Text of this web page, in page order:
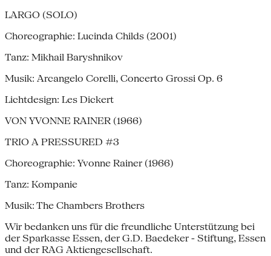
LARGO (SOLO)
Choreographie: Lucinda Childs (2001)
Tanz: Mikhail Baryshnikov
Musik: Arcangelo Corelli, Concerto Grossi Op. 6
Lichtdesign: Les Dickert
VON YVONNE RAINER (1966)
TRIO A PRESSURED #3
Choreographie: Yvonne Rainer (1966)
Tanz: Kompanie
Musik: The Chambers Brothers
Wir bedanken uns für die freundliche Unterstützung bei
der Sparkasse Essen, der G.D. Baedeker - Stiftung, Essen
und der RAG Aktiengesellschaft.